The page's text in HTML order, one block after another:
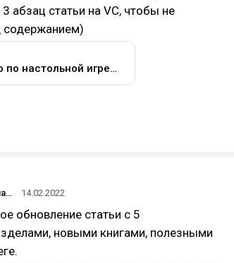
абзац статьи на VC, чтобы не
содержанием)
Полное руководство по настольной игре Го (Weiqi, Baduk, Igo) — Личный опыт на vc.ru
Полное руководство по настольной игре Го (Weiqi, Baduk, Igo)
14.02.2022
обновление статьи с 5
новыми книгами, полезными